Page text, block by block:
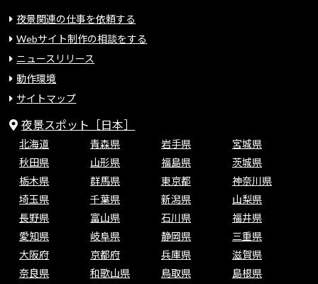
夜景関連の仕事を依頼する
Webサイト制作の相談をする
ニュースリリース
動作環境
サイトマップ
夜景スポット［日本］
北海道 青森県 岩手県
宮城県
秋田県
山形県 福島県
茨城県
栃木県
群馬県 東京都
神奈川県
埼玉県
千葉県 新潟県
山梨県
長野県
富山県 石川県
福井県
愛知県
岐阜県 静岡県
三重県
大阪府
京都府 兵庫県
滋賀県
奈良県
和歌山県 鳥取県
島根県